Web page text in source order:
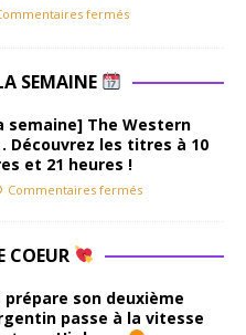
fermés
SEMAINE
semaine] The Western
Découvrez les titres à 10
et 21 heures !
Commentaires fermés
COEUR
prépare son deuxième
passe à la vitesse